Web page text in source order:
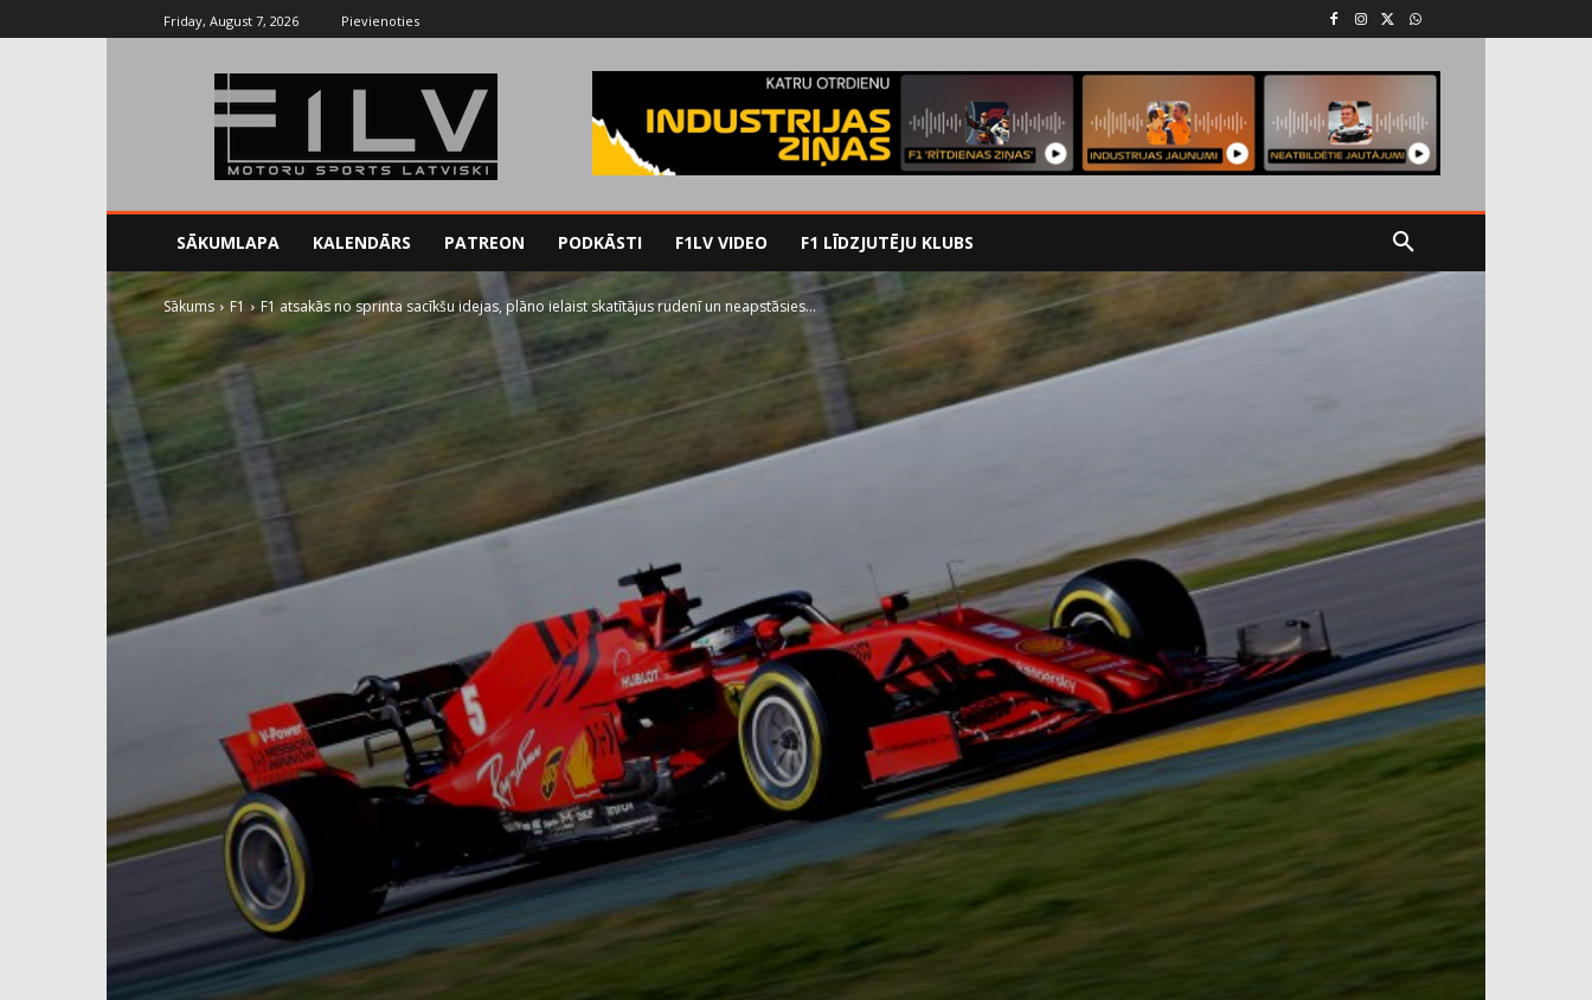
Friday, August 7, 2026 Pievienoties
SĀKUMLAPA KALENDĀRS PATREON PODKĀSTI F1LV VIDEO F1 LĪDZJUTĒJU KLUBS
Sākums F1 F1 atsakās no sprinta sacīkšu idejas, plāno ielaist skatītājus rudenī un neapstāsies...